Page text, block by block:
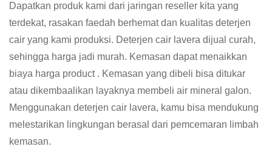
Dapatkan produk kami dari jaringan reseller kita yang
terdekat, rasakan faedah berhemat dan kualitas deterjen
cair yang kami produksi. Deterjen cair lavera dijual curah,
sehingga harga jadi murah. Kemasan dapat menaikkan
biaya harga product . Kemasan yang dibeli bisa ditukar
atau dikembaalikan layaknya membeli air mineral galon.
Menggunakan deterjen cair lavera, kamu bisa mendukung
melestarikan lingkungan berasal dari pemcemaran limbah
kemasan.